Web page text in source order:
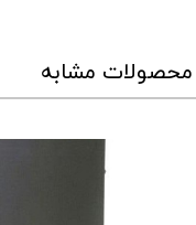
محصولات مشابه